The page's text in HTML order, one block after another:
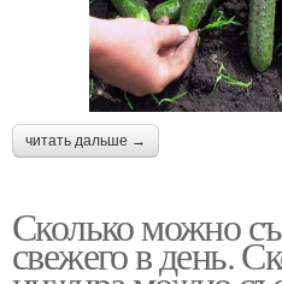
читать дальше →
Сколько можно
свежего в день.